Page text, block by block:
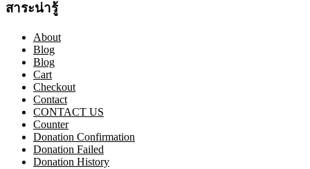
สาระน่ารู้
About
Blog
Blog
Cart
Checkout
Contact
CONTACT US
Counter
Donation Confirmation
Donation Failed
Donation History